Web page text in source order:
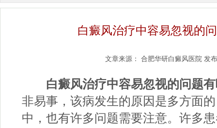
白癜风治疗中容易忽视的
文章来源： 合肥华研白癜风医院 发
白癜风治疗中容易忽视的问题
非易事，该病发生的原因是多方面
中，也有许多问题需要注意。许多